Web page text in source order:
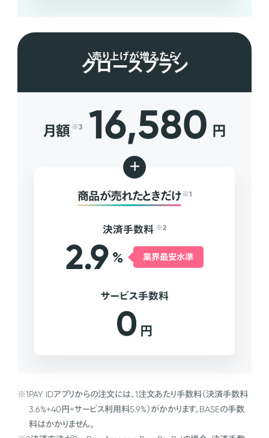
売り上げが増えたら
グロースプラン
月額 ※3 16,580 円
+
商品が売れたときだけ ※1
決済手数料 ※2
2.9 % 業界最安水準
サービス手数料
0 円
※1PAY IDアプリからの注文には、1注文あたり手数料（決済手数料
3.6%+40円+サービス利用料5.9%）がかかります。BASEの手数
料はかかりません。